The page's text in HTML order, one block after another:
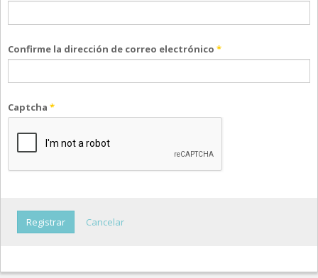
Confirme la dirección de correo electrónico *
Captcha *
Registrar Cancelar